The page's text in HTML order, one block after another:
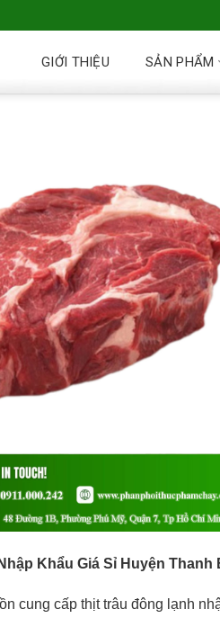
GIỚI THIỆU SẢN PHẨM
Khẩu Giá Sỉ Huyện Thanh
cung cấp thịt trâu đông lạnh